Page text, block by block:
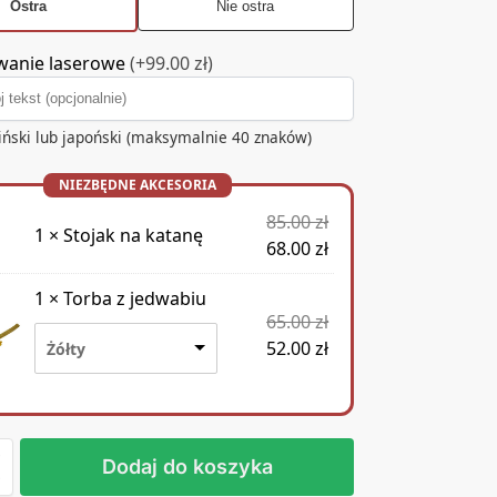
Ostra Nie ostra
laserowe(+99.00 zł)
lub japoński (maksymalnie 40 znaków)
1 ×Stojak na katanę
85.00zł
68.00zł
1 ×Torba z jedwabiu
Żółty
65.00zł
52.00zł
Dodaj do koszyka